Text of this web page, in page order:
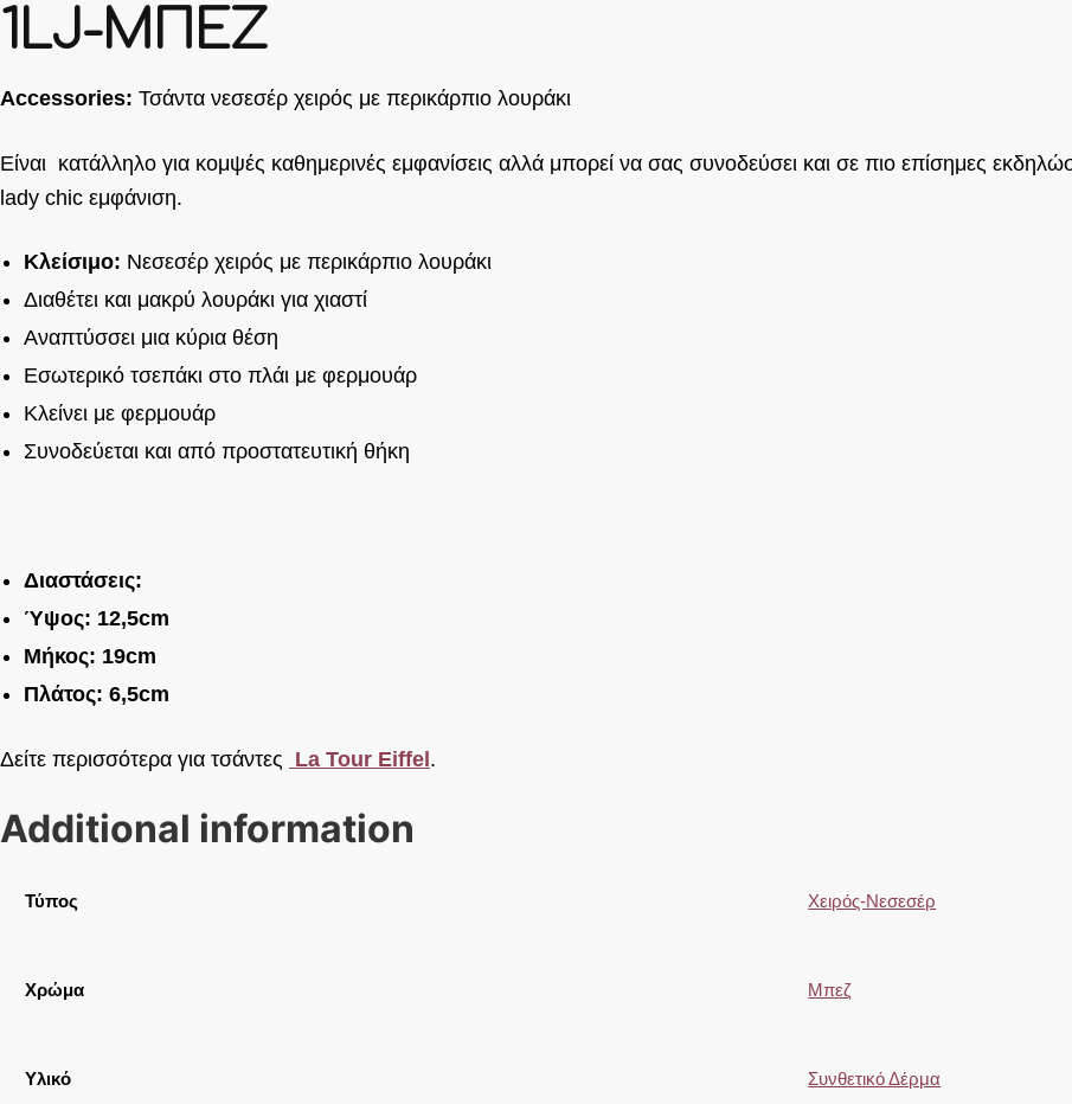
ΜΠΕΖ
quantity
1LJ-ΜΠΕΖ
Accessories: Τσάντα νεσεσέρ χειρός με περικάρπιο λουράκι
Είναι κατάλληλο για κομψές καθημερινές εμφανίσεις αλλά μπορεί να σας συνοδεύσει και σε πιο επίσημες
lady chic εμφάνιση.
Κλείσιμο: Νεσεσέρ χειρός με περικάρπιο λουράκι
Διαθέτει και μακρύ λουράκι για χιαστί
Αναπτύσσει μια κύρια θέση
Εσωτερικό τσεπάκι στο πλάι με φερμουάρ
Κλείνει με φερμουάρ
Συνοδεύεται και από προστατευτική θήκη
Διαστάσεις:
Ύψος: 12,5cm
Μήκος: 19cm
Πλάτος: 6,5cm
Δείτε περισσότερα για τσάντες La Tour Eiffel.
Additional information
Τύπος Χειρός-Νεσεσέρ
Χρώμα Μπεζ
Υλικό Συνθετικό Δέρμα